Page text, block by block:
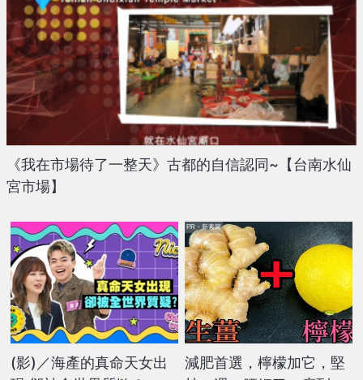
《我在市場待了一整天》古都的自信認同~【台南水仙
宮市場】
(影)／海產的真命天女出
減肥首選，檸檬加它，堅
PR・新素簡